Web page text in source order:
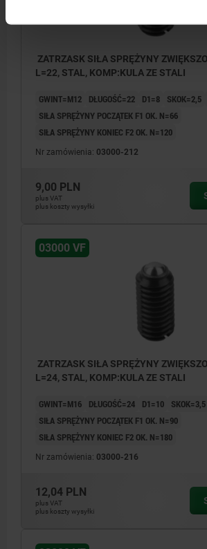
ZATRZASK SIŁA SPRĘŻYNY
L=22, STAL, KOMP:KULA ZE STALI
GWINT=M12 DŁUGOŚĆ=22 D1=8 SKOK=2,5
SIŁA SPRĘŻYNY POCZĄTEK F1 OK. N=66
SIŁA SPRĘŻYNY KONIEC F2 OK. N=120
Nr zamówienia: 03000-212
9,00 PLN
plus VAT
plus koszty wysyłki
03000 VF
ZATRZASK SIŁA SPRĘŻYNY
L=24, STAL, KOMP:KULA ZE STALI
GWINT=M16 DŁUGOŚĆ=24 D1=10 SKOK=3,5
SIŁA SPRĘŻYNY POCZĄTEK F1 OK. N=90
SIŁA SPRĘŻYNY KONIEC F2 OK. N=180
Nr zamówienia: 03000-216
12,04 PLN
plus VAT
plus koszty wysyłki